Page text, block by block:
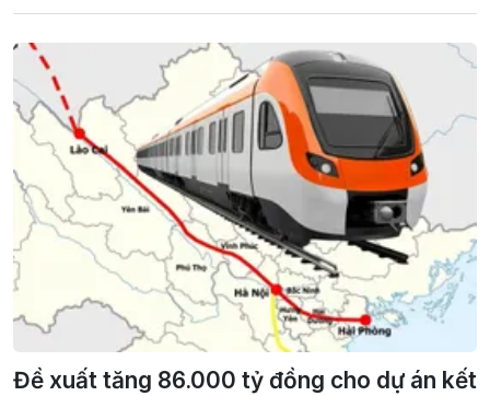
Đề xuất tăng 86.000 tỷ đồng cho dự án kết